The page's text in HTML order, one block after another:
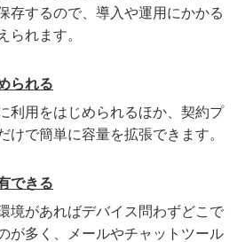
存するので、導入や運用にかかる
られます。
られる
利用をはじめられるほか、契約プ
けで簡単に容量を拡張できます。
できる
境があればデバイス問わずどこで
が多く、メールやチャットツール